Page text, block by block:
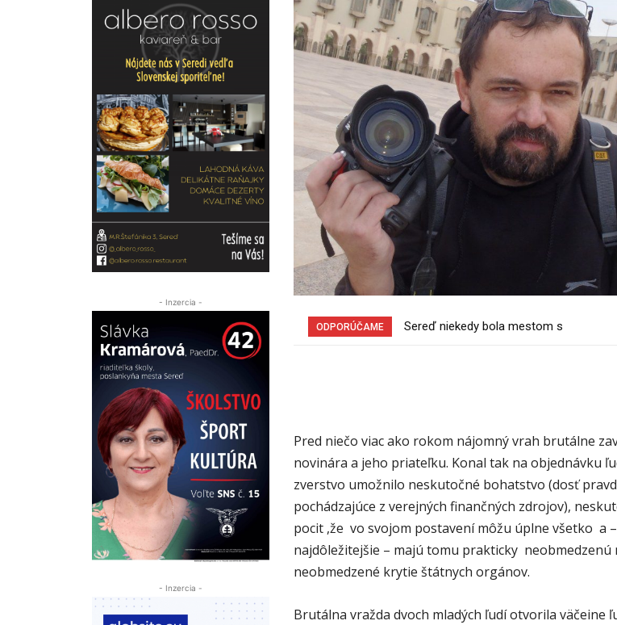
- Inzercia -
- Inzercia -
ODPORÚČAME
Sereď niekedy bola mestom s
Pred niečo viac ako rokom nájomný vrah brutálne
novinára a jeho priateľku. Konal tak na objednávku
zverstvo umožnilo neskutočné bohatstvo (dosť
pochádzajúce z verejných finančných zdrojov),
pocit ,že vo svojom postavení môžu úplne všetko a
najdôležitejšie – majú tomu prakticky neobmedzenú
neobmedzené krytie štátnych orgánov.
Brutálna vražda dvoch mladých ľudí otvorila väčeine